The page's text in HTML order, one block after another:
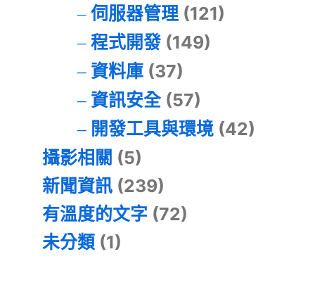
伺服器管理(121)
程式開發(149)
資料庫(37)
資訊安全(57)
開發工具與環境(42)
攝影相關 (5)
新聞資訊 (239)
有溫度的文字 (72)
未分類 (1)